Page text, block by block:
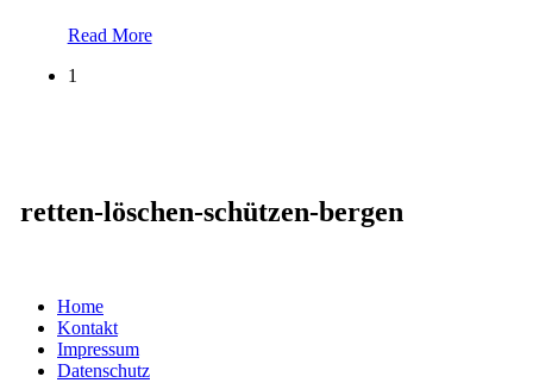
Read More
1
retten-löschen-schützen-bergen
Home
Kontakt
Impressum
Datenschutz